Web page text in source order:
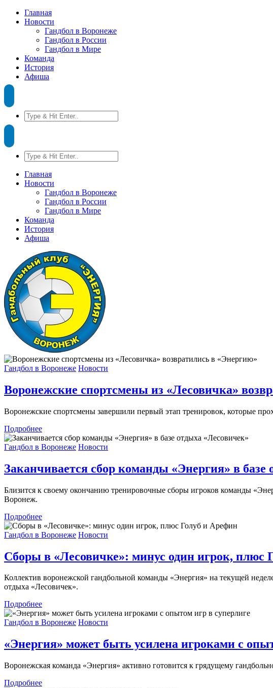
Главная
Новости
Гандбол в Воронеже
Гандбол в России
Гандбол в Мире
Команда
История
Афиша
Главная
Новости
Гандбол в Воронеже
Гандбол в России
Гандбол в Мире
Команда
История
Афиша
Гандбол в Воронеже Новости
Воронежские спортсмены из «Лесовичка»
Воронежские спортсмены завершили первый этап тренировок, которые
Подробнее
Гандбол в Воронеже Новости
Заканчивается сбор команды «Энергия» в базе
Близится к своему окончанию тренировочные сборы игроков команды
Воронеж.
Подробнее
Гандбол в Воронеже Новости
Сборы в «Лесовичке»: минус один игрок, плюс
Коллектив воронежской гандбольной команды «Энергия» на текущей
отдыха «Лесовичек».
Подробнее
Гандбол в Воронеже Новости
«Энергия» может быть усилена игроками с
Воронежская команда «Энергия» активно готовится к грядущему
Подробнее